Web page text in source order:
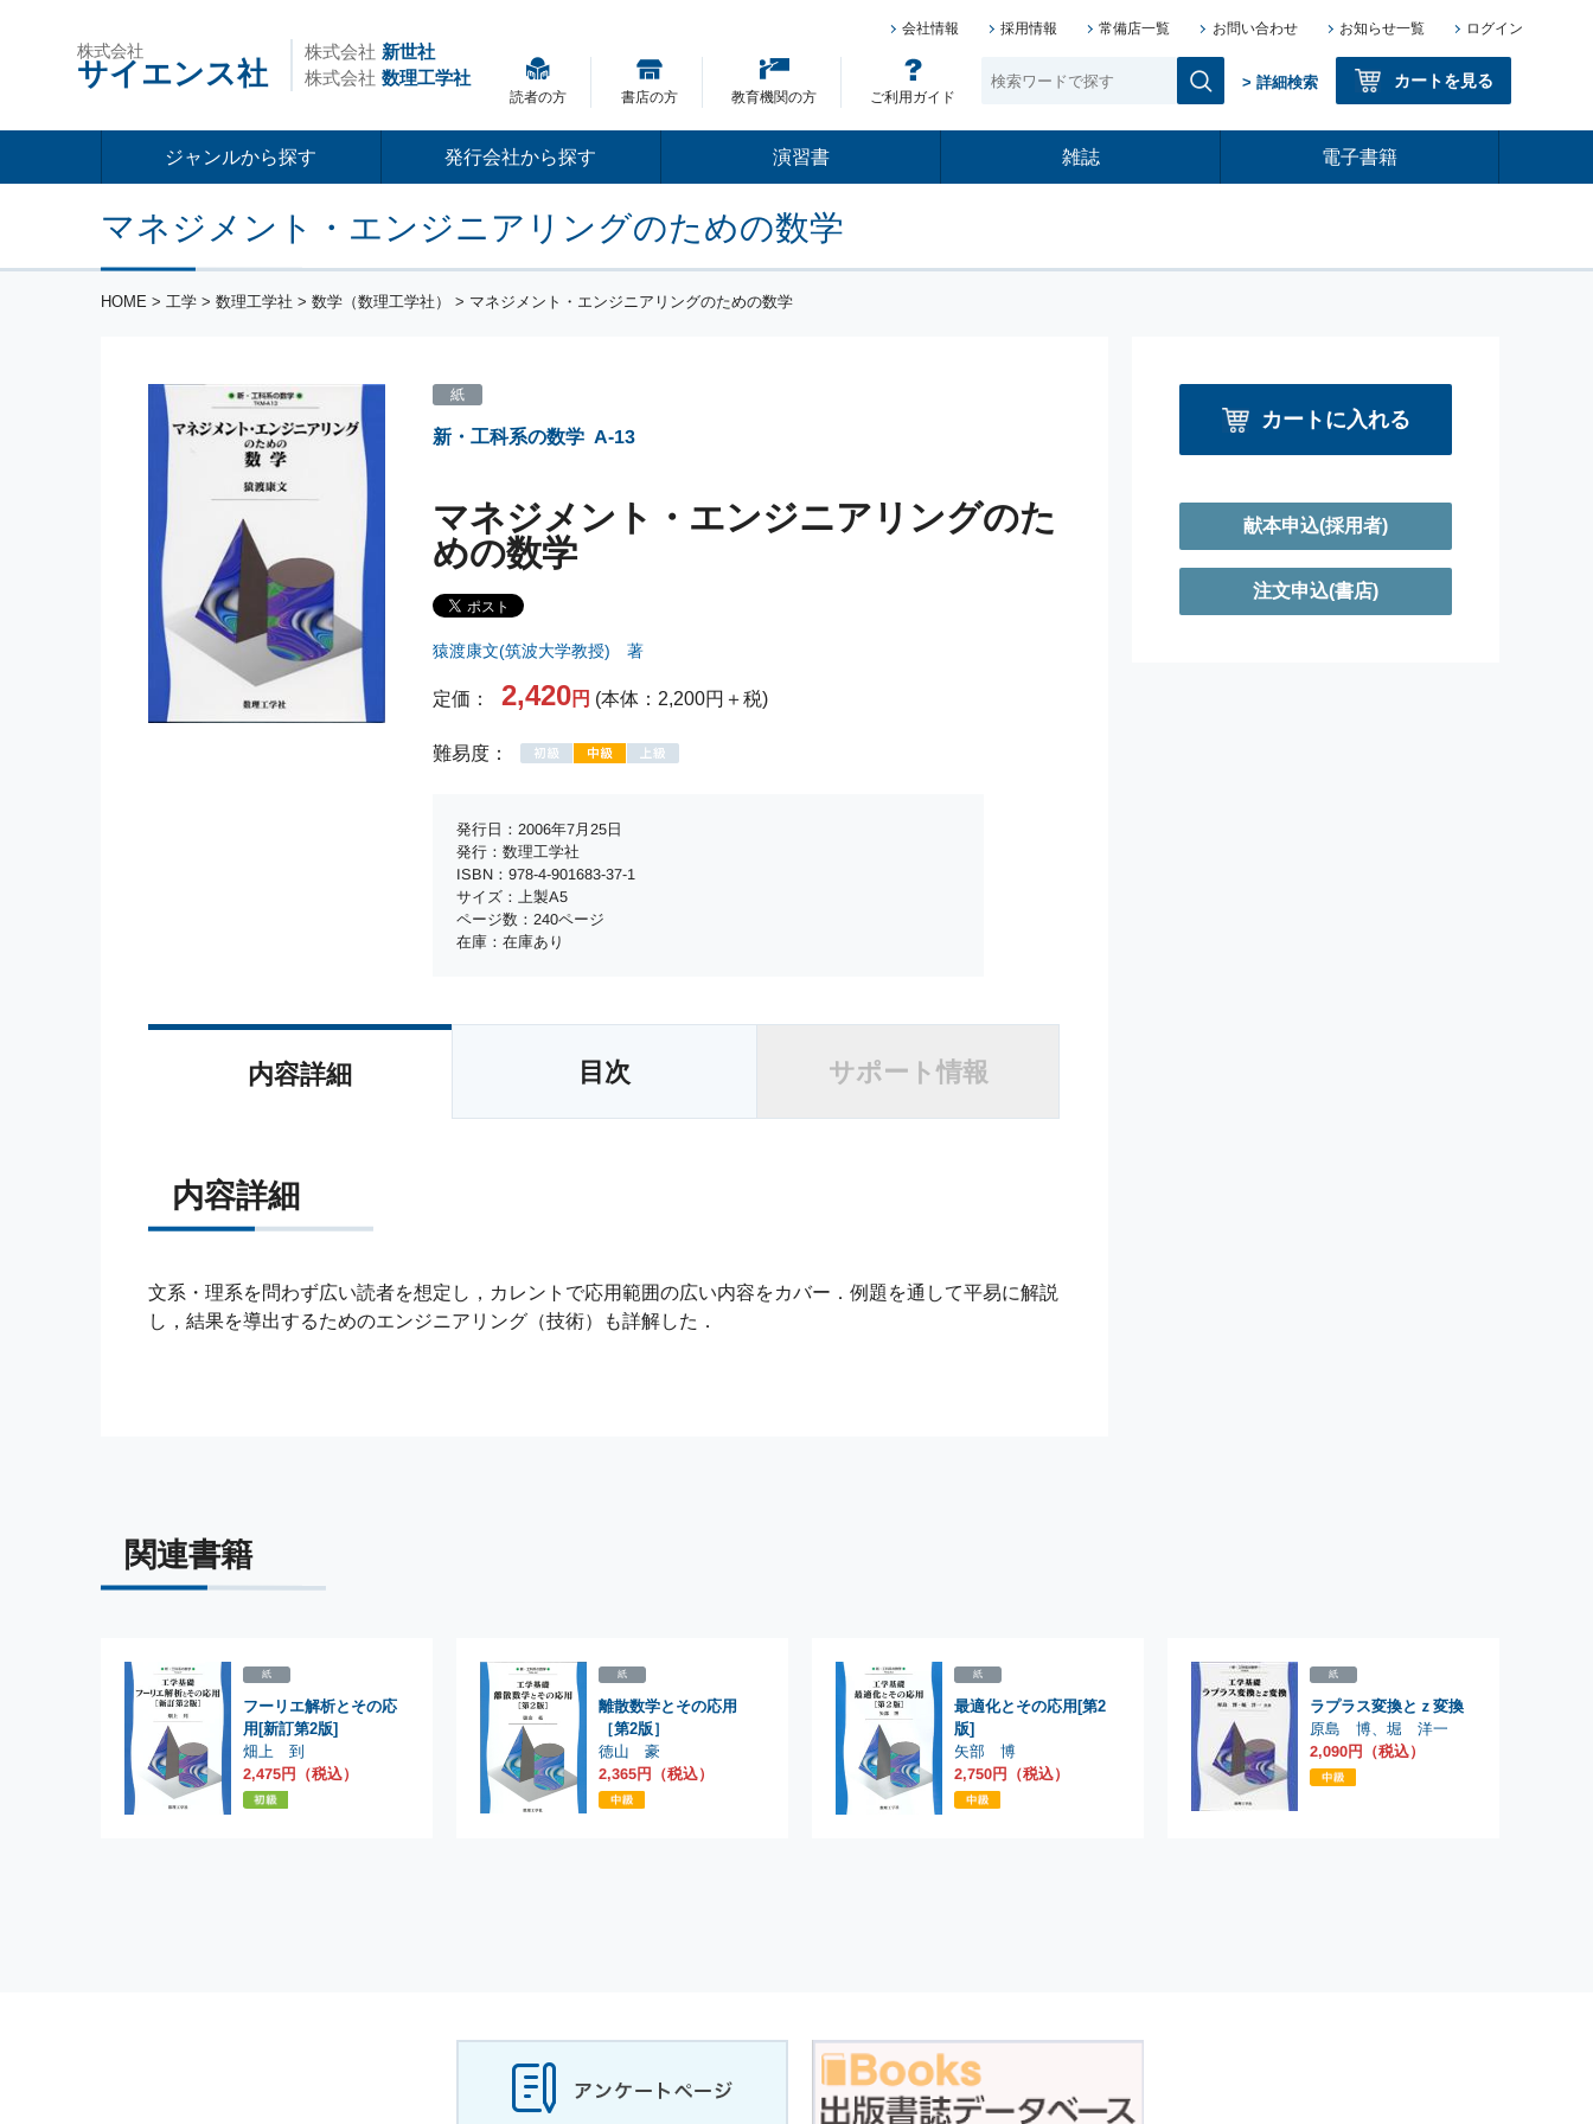
株式会社
サイエンス社
株式会社 新世社
株式会社 数理工学社
会社情報 採用情報 常備店一覧 お問い合わせ お知らせ一覧 ログイン
読者の方 書店の方 教育機関の方 ご利用ガイド
> 詳細検索 カートを見る
ジャンルから探す 発行会社から探す 演習書 雑誌 電子書籍
マネジメント・エンジニアリングのための数学
HOME > 工学 > 数理工学社 > 数学（数理工学社） > マネジメント・エンジニアリングのための数学
紙
新・工科系の数学 A-13
マネジメント・エンジニアリングのた
めの数学
猿渡康文(筑波大学教授) 著
定価： 2,420円 (本体：2,200円＋税)
難易度：
発行日：2006年7月25日
発行：数理工学社
ISBN：978-4-901683-37-1
サイズ：上製A5
ページ数：240ページ
在庫：在庫あり
カートに入れる
献本申込(採用者)
注文申込(書店)
内容詳細 目次 サポート情報
内容詳細
文系・理系を問わず広い読者を想定し，カレントで応用範囲の広い内容をカバー．例題を通して平易に解説
し，結果を導出するためのエンジニアリング（技術）も詳解した．
関連書籍
紙
フーリエ解析とその応
用[新訂第2版]
畑上 到
2,475円（税込）
紙
離散数学とその応用
［第2版］
徳山 豪
2,365円（税込）
紙
最適化とその応用[第2
版]
矢部 博
2,750円（税込）
紙
ラプラス変換とｚ変換
原島 博、堀 洋一
2,090円（税込）